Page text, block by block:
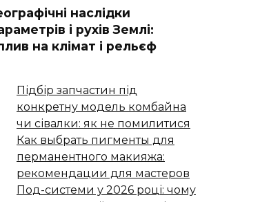
наслідки
і рухів Землі:
на клімат і рельєф
Підбір запчастин під
конкретну модель комбайна
чи сівалки: як не помилитися
Как выбрать пигменты для
перманентного макияжа:
рекомендации для мастеров
Под-системи у 2026 році: чому